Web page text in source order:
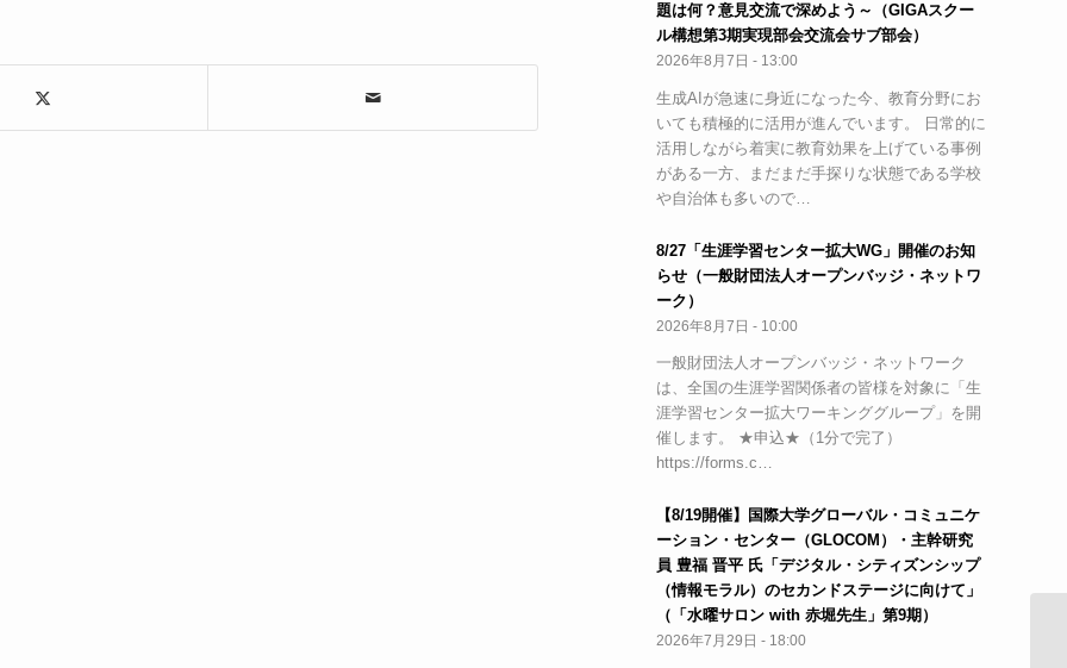
題は何？意見交流で深めよう～（GIGAスクー
ル構想第3期実現部会交流会サブ部会）
2026年8月7日 - 13:00
生成AIが急速に身近になった今、教育分野にお
いても積極的に活用が進んでいます。 日常的に
活用しながら着実に教育効果を上げている事例
がある一方、まだまだ手探りな状態である学校
や自治体も多いので…
8/27「生涯学習センター拡大WG」開催のお知
らせ（一般財団法人オープンバッジ・ネットワ
ーク）
2026年8月7日 - 10:00
一般財団法人オープンバッジ・ネットワーク
は、全国の生涯学習関係者の皆様を対象に「生
涯学習センター拡大ワーキンググループ」を開
催します。 ★申込★（1分で完了）
https://forms.c…
【8/19開催】国際大学グローバル・コミュニケ
ーション・センター（GLOCOM）・主幹研究
員 豊福 晋平 氏「デジタル・シティズンシップ
（情報モラル）のセカンドステージに向けて」
（「水曜サロン with 赤堀先生」第9期）
2026年7月29日 - 18:00